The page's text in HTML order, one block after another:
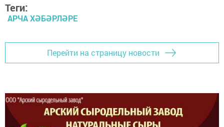
Теги:
АРЧА ХӘБӘРЛӘРЕ
Перейти на страницу новости